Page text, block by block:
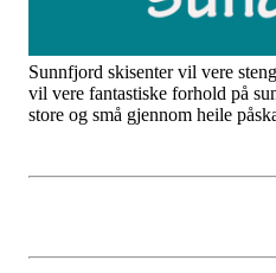
Sunnfjord skisenter vil vere
vil vere fantastiske forhold på
store og små gjennom heile